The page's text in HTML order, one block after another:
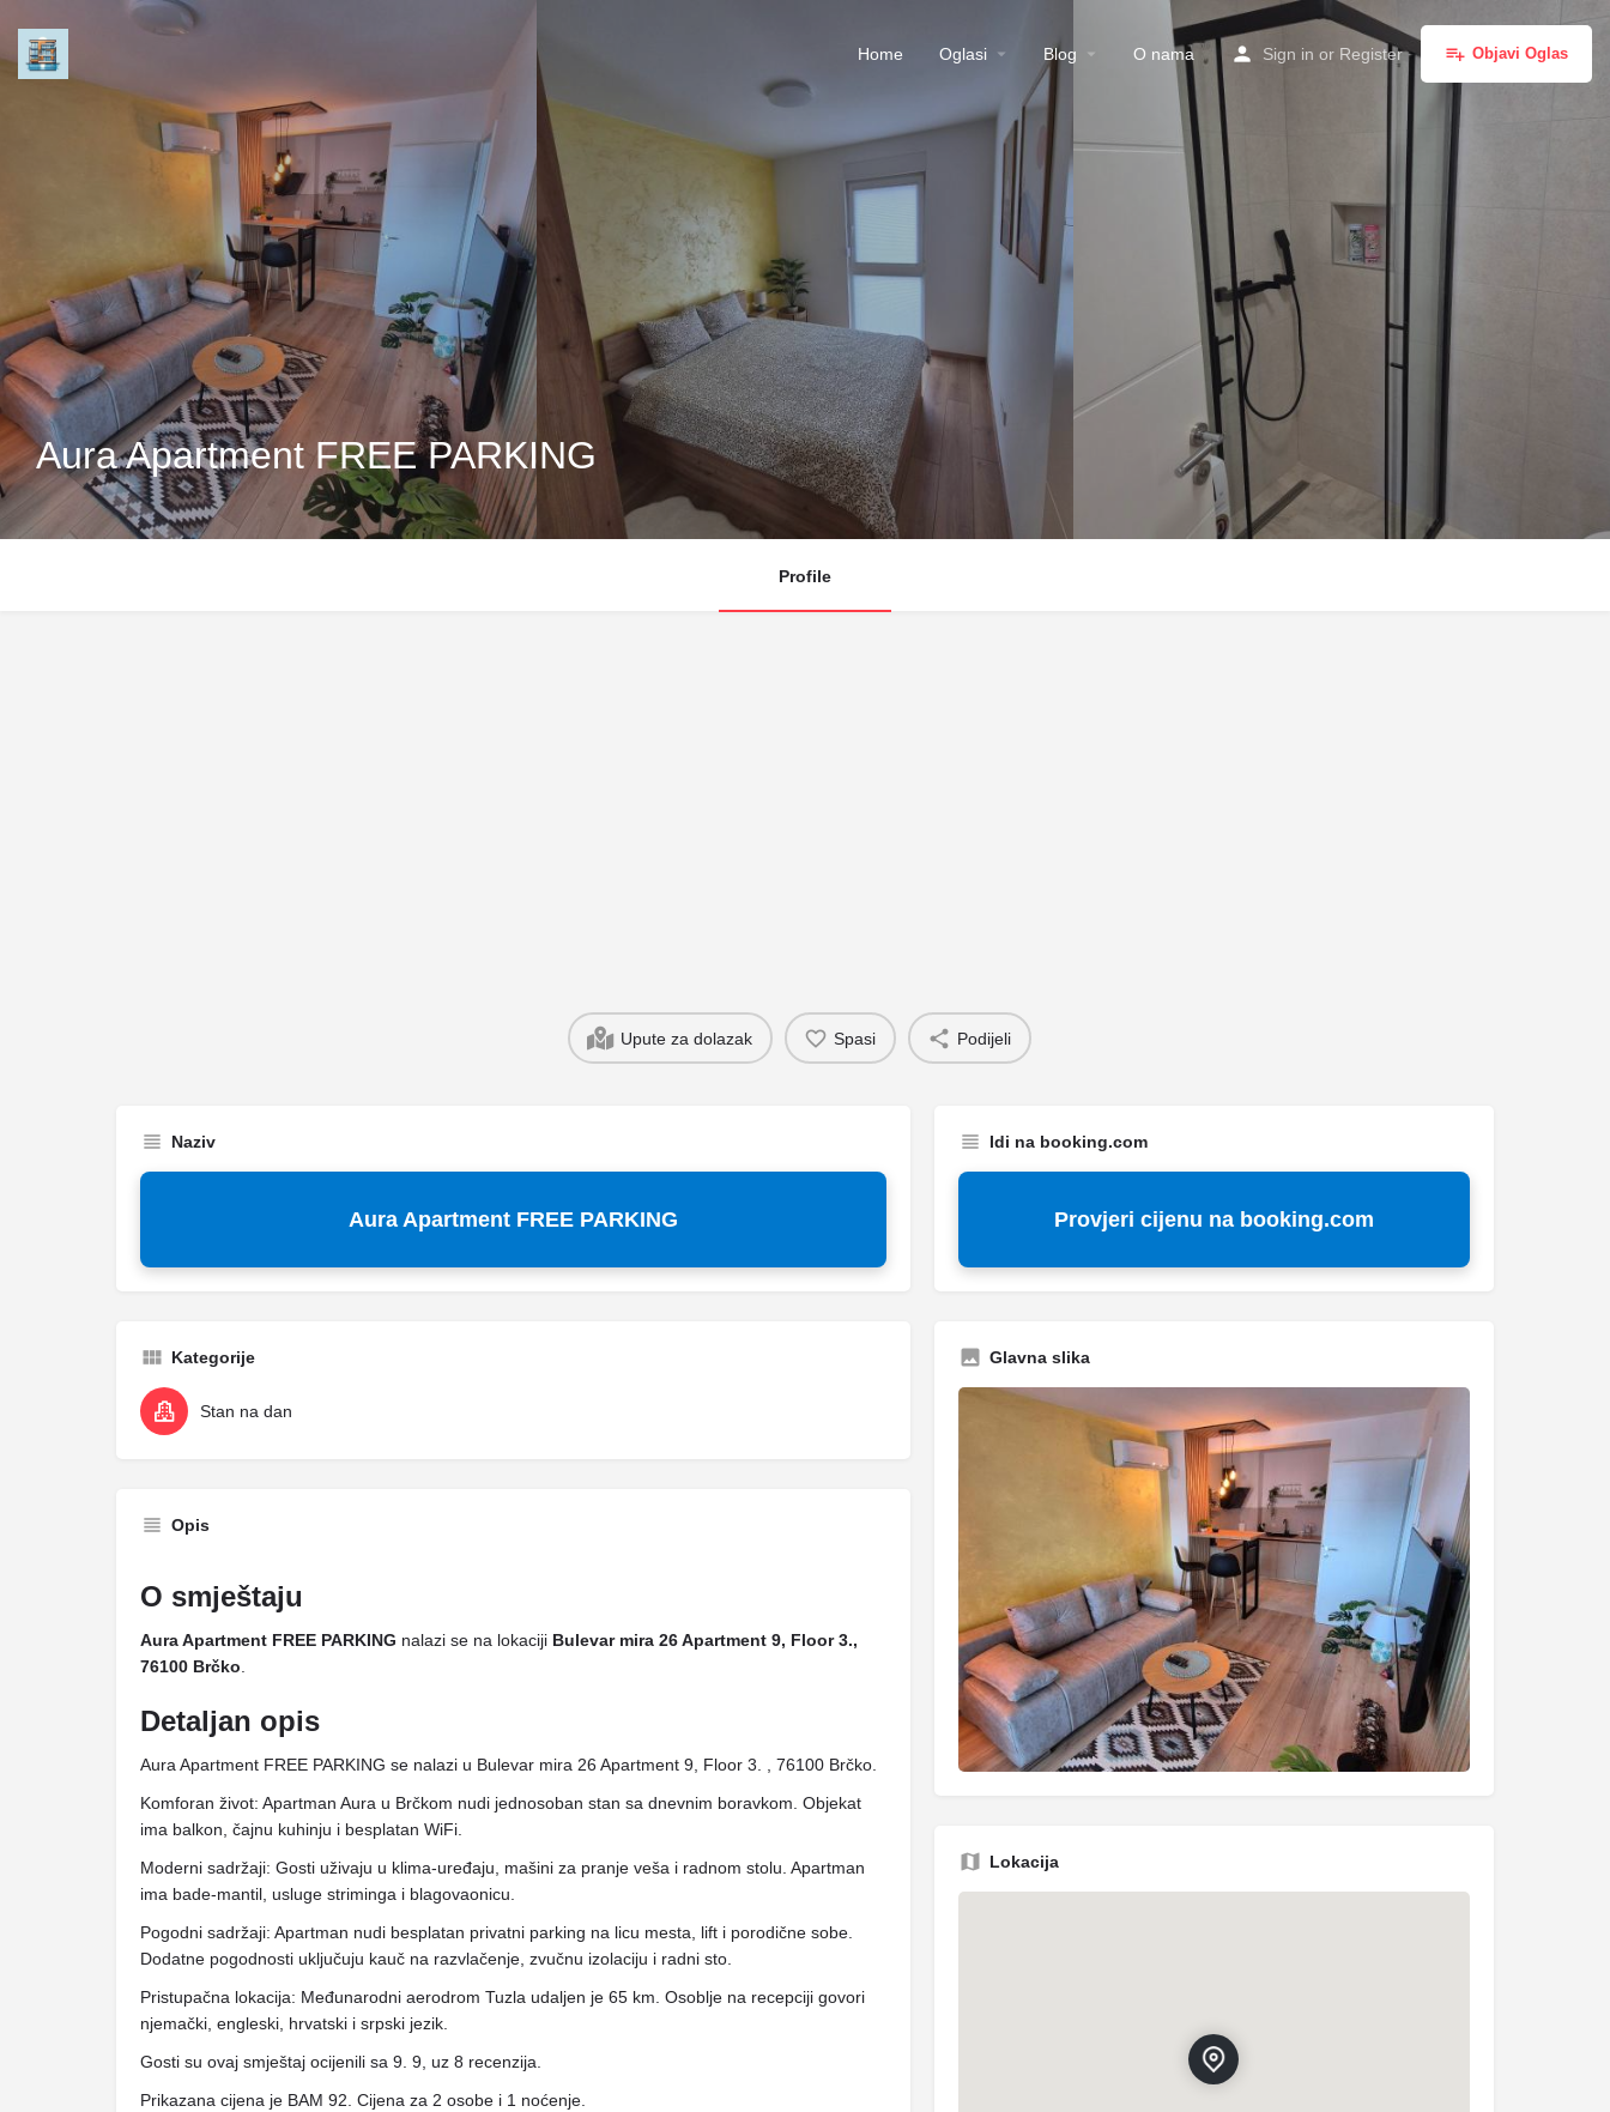
Home Oglasi Blog O nama Sign in or Register Objavi Oglas
Aura Apartment FREE PARKING
Profile
Upute za dolazak Spasi Podijeli
Naziv
Aura Apartment FREE PARKING
Kategorije
Stan na dan
Opis
O smještaju
Aura Apartment FREE PARKING nalazi se na lokaciji Bulevar mira 26 Apartment 9, Floor 3.,
76100 Brčko
Detaljan opis
Aura Apartment FREE PARKING se nalazi u Bulevar mira 26 Apartment 9, Floor 3. , 76100 Brčko.
Komforan život: Apartman Aura u Brčkom nudi jednosoban stan sa dnevnim boravkom. Objekat
ima balkon, čajnu kuhinju i besplatan WiFi.
Moderni sadržaji: Gosti uživaju u klima-uređaju, mašini za pranje veša i radnom stolu. Apartman
ima bade-mantil, usluge striminga i blagovaonicu.
Pogodni sadržaji: Apartman nudi besplatan privatni parking na licu mesta, lift i porodične sobe.
Dodatne pogodnosti uključuju kauč na razvlačenje, zvučnu izolaciju i radni sto.
Pristupačna lokacija: Međunarodni aerodrom Tuzla udaljen je 65 km. Osoblje na recepciji govori
njemački, engleski, hrvatski i srpski jezik.
Gosti su ovaj smještaj ocijenili sa 9. 9, uz 8 recenzija.
Prikazana cijena je BAM 92. Cijena za 2 osobe i 1 noćenje.
Idi na booking.com
Provjeri cijenu na booking.com
Glavna slika
Lokacija